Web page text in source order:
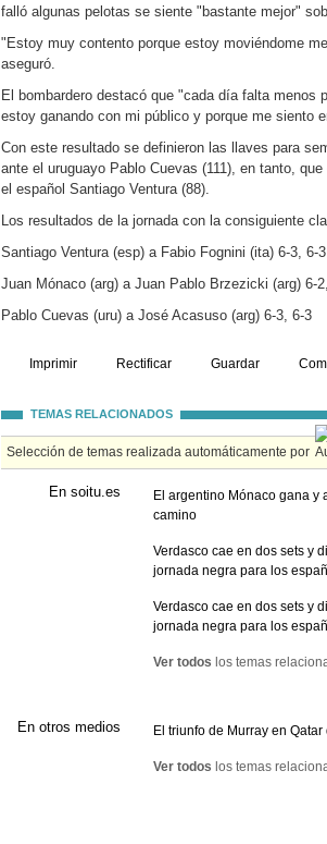
falló algunas pelotas se siente "bastante mejor"
"Estoy muy contento porque estoy moviéndome
aseguró.
El bombardero destacó que "cada día falta menos
estoy ganando con mi público y porque me siento
Con este resultado se definieron las llaves para
ante el uruguayo Pablo Cuevas (111), en tanto,
el español Santiago Ventura (88).
Los resultados de la jornada con la consiguiente
Santiago Ventura (esp) a Fabio Fognini (ita) 6-3, 6-3
Juan Mónaco (arg) a Juan Pablo Brzezicki (arg) 6-
Pablo Cuevas (uru) a José Acasuso (arg) 6-3, 6-3
Imprimir Rectificar Guardar
TEMAS RELACIONADOS
Selección de temas realizada automáticamente por
En soitu.es
El argentino Mónaco gana y
camino
Verdasco cae en dos sets y
jornada negra para los
Verdasco cae en dos sets y
jornada negra para los
Ver todos los temas
En otros medios El triunfo de Murray en
Ver todos los temas